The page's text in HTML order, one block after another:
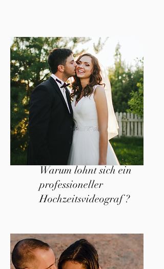
Warum lohnt sich ein
professioneller
Hochzeitsvideograf ?